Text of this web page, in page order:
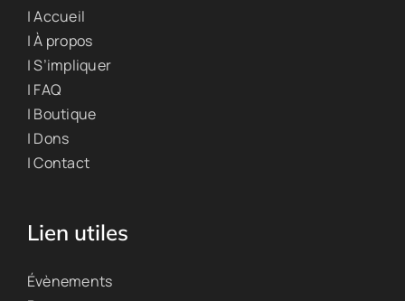
| Accueil
| À propos
| S’impliquer
| FAQ
| Boutique
| Dons
| Contact
Lien utiles
Évènements